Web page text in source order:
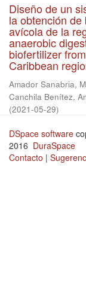
Diseño de un
la obtención
avícola de la
anaerobic
biofertilizer
Caribbean
Amador Sanabria,
Canchila Benítez,
(2021-05-29)
DSpace software
2016 DuraSpace
Contacto |